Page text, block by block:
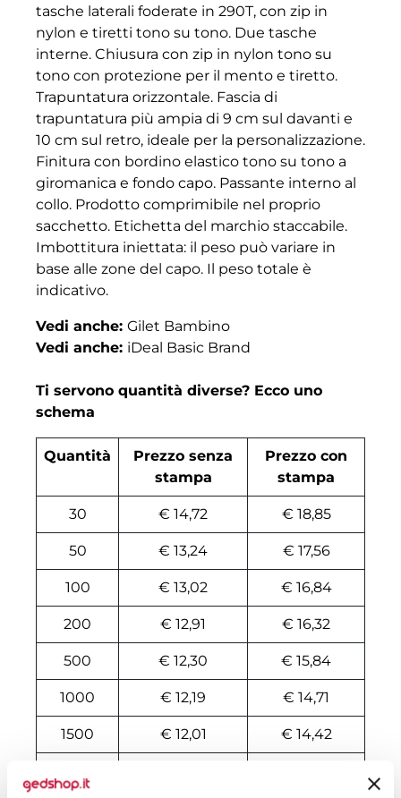
tasche laterali foderate in 290T, con zip in
nylon e tiretti tono su tono. Due tasche
interne. Chiusura con zip in nylon tono su
tono con protezione per il mento e tiretto.
Trapuntatura orizzontale. Fascia di
trapuntatura più ampia di 9 cm sul davanti e
10 cm sul retro, ideale per la personalizzazione.
Finitura con bordino elastico tono su tono a
giromanica e fondo capo. Passante interno al
collo. Prodotto comprimibile nel proprio
sacchetto. Etichetta del marchio staccabile.
Imbottitura iniettata: il peso può variare in
base alle zone del capo. Il peso totale è
indicativo.
Vedi anche: Gilet Bambino
Vedi anche: iDeal Basic Brand
Ti servono quantità diverse? Ecco uno
schema
Quantità
Prezzo senza
stampa
Prezzo con
stampa
30 € 14,72 € 18,85
50 € 13,24 € 17,56
100 € 13,02 € 16,84
200 € 12,91 € 16,32
500 € 12,30 € 15,84
1000 € 12,19 € 14,71
1500 € 12,01 € 14,42